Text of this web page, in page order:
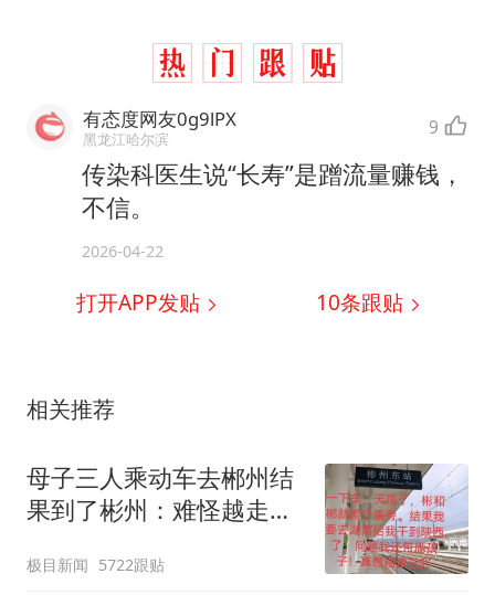
有态度网友0g9lPX
黑龙江哈尔滨 9
传染科医生说“长寿”是蹭流量赚钱，
不信。
2026-04-22
打开APP发贴 10条跟贴
相关推荐
母子三人乘动车去郴州结
果到了彬州：难怪越走越
极目新闻 5722跟贴